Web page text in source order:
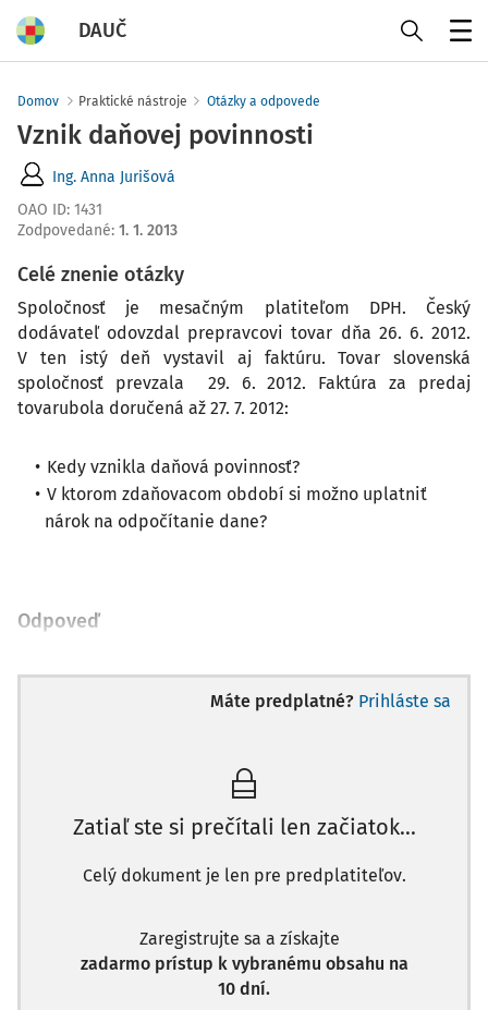
DAUČ
Domov Praktické nástroje Otázky a odpovede
Vznik daňovej povinnosti
Ing. Anna Jurišová
OAO ID: 1431
Zodpovedané: 1. 1. 2013
Celé znenie otázky
Spoločnosť je mesačným platiteľom DPH. Český
dodávateľ odovzdal prepravcovi tovar dňa 26. 6. 2012.
V ten istý deň vystavil aj faktúru. Tovar slovenská
spoločnosť prevzala 29. 6. 2012. Faktúra za predaj
tovarubola doručená až 27. 7. 2012:
Kedy vznikla daňová povinnosť?
V ktorom zdaňovacom období si možno uplatniť
nárok na odpočítanie dane?
Odpoveď
Máte predplatné? Prihláste sa
Zatiaľ ste si prečítali len začiatok...
Celý dokument je len pre predplatiteľov.
Zaregistrujte sa a získajte
zadarmo prístup k vybranému obsahu na
10 dní.